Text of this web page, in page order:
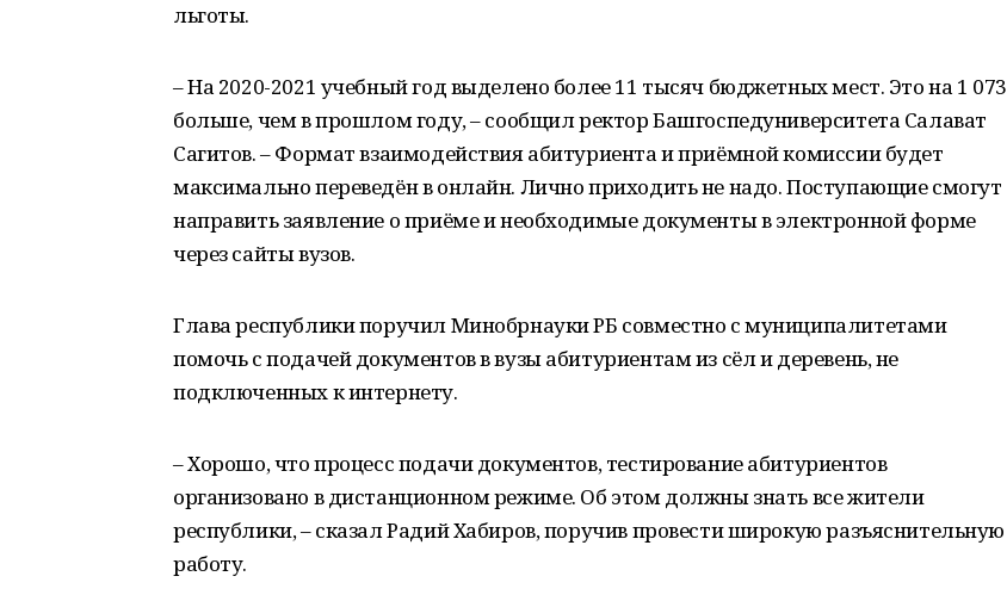
льготы.
– На 2020-2021 учебный год выделено более 11 тысяч бюджетных мест. Это на 1 073
больше, чем в прошлом году, – сообщил ректор Башгоспедуниверситета Салават
Сагитов. – Формат взаимодействия абитуриента и приёмной комиссии будет
максимально переведён в онлайн. Лично приходить не надо. Поступающие смогут
направить заявление о приёме и необходимые документы в электронной форме
через сайты вузов.
Глава республики поручил Минобрнауки РБ совместно с муниципалитетами
помочь с подачей документов в вузы абитуриентам из сёл и деревень, не
подключенных к интернету.
– Хорошо, что процесс подачи документов, тестирование абитуриентов
организовано в дистанционном режиме. Об этом должны знать все жители
республики, – сказал Радий Хабиров, поручив провести широкую разъяснительную
работу.